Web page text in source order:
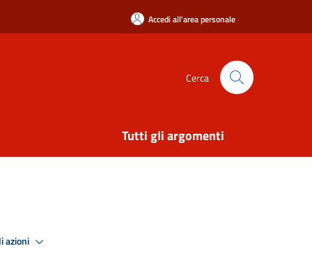
Accedi all'area personale
Cerca
Tutti gli argomenti
azioni